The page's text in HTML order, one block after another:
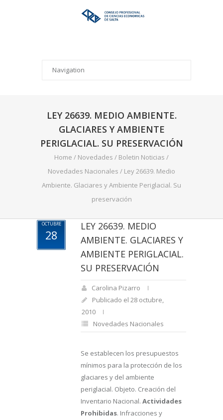
LEY 26639. MEDIO AMBIENTE.
GLACIARES Y AMBIENTE
PERIGLACIAL. SU PRESERVACIÓN
Home / Novedades / Boletin Noticias /
Novedades Nacionales / Ley 26639. Medio
Ambiente. Glaciares y Ambiente Periglacial. Su
preservación
OCTUBRE
28
LEY 26639. MEDIO
AMBIENTE. GLACIARES Y
AMBIENTE PERIGLACIAL.
SU PRESERVACIÓN
Carolina Pizarro
Publicado el 28 octubre,
2010
Novedades Nacionales
Se establecen los presupuestos
mínimos para la protección de los
glaciares y del ambiente
periglacial. Objeto. Creación del
Inventario Nacional. Actividades
Prohibidas. Infracciones y